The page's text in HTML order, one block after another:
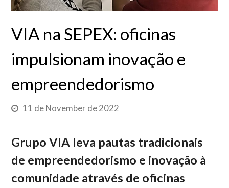
VIA na SEPEX: oficinas
impulsionam inovação e
empreendedorismo
11 de November de 2022
Grupo VIA leva pautas tradicionais
de empreendedorismo e inovação à
comunidade através de oficinas